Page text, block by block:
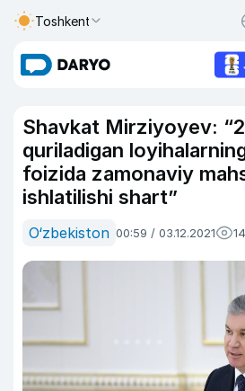
Toshkent
Shavkat Mirziyoyev:
quriladigan
foizida zamonaviy
ishlatilishi shart”
O‘zbekiston 00:59 / 03.12.2021